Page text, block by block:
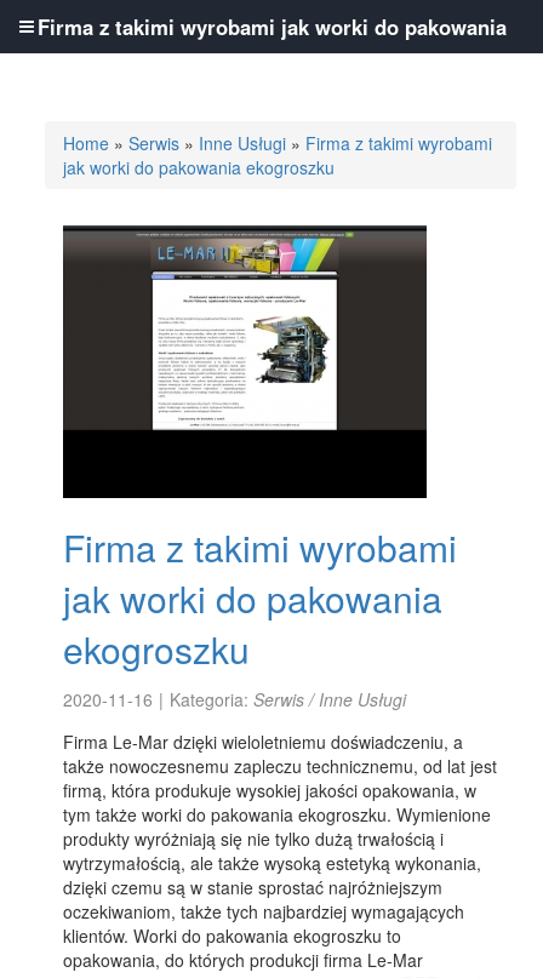
Home »Serwis » Inne Usługi » Firma z takimi wyrobami
jak worki do pakowania ekogroszku
Firma z takimi wyrobami
jak worki do pakowania
ekogroszku
2020-11-16 | Kategoria:Serwis / Inne Usługi
Firma Le-Mar dzięki wieloletniemu doświadczeniu, a
także nowoczesnemu zapleczu technicznemu, od lat jest
firmą, która produkuje wysokiej jakości opakowania, w
tym także worki do pakowania ekogroszku. Wymienione
produkty wyróżniają się nie tylko dużą trwałością i
wytrzymałością, ale także wysoką estetyką wykonania,
dzięki czemu są w stanie sprostać najróżniejszym
oczekiwaniom, także tych najbardziej wymagających
klientów. Worki do pakowania ekogroszku to
opakowania, do których produkcji firma Le-Mar
Firma z takimi wyrobami jak worki do pakowania